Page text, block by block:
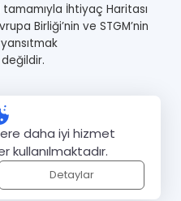
İhtiyaç Haritası
Birliği’nin ve STGM’nin
Koşulları
daha iyi hizmet
kullanılmaktadır.
Detaylar